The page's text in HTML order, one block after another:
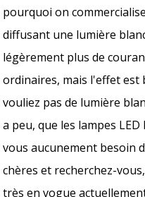
pourquoi on
diffusant une lumière
légèrement plus de
ordinaires, mais l'effet est
vouliez pas de lumière
a peu, que les lampes
vous aucunement besoin
chères et recherchez-
très en vogue